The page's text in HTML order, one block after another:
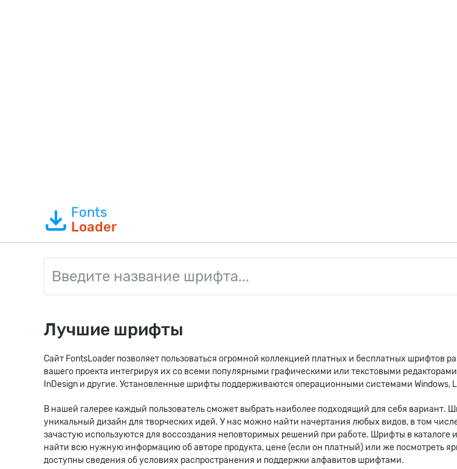
Fonts
Loader
Лучшие шрифты
Сайт FontsLoader позволяет пользоваться огромной коллекцией платных и бесплатных шрифтов
вашего проекта интегрируя их со всеми популярными графическими или текстовыми
InDesign и другие. Установленные шрифты поддерживаются операционными системами Windows,
В нашей галерее каждый пользователь сможет выбрать наиболее подходящий для себя вариант.
уникальный дизайн для творческих идей. У нас можно найти начертания любых видов, в том
зачастую используются для воссоздания неповторимых решений при работе. Шрифты в
найти всю нужную информацию об авторе продукта, цене (если он платный) или же посмотреть
доступны сведения об условиях распространения и поддержки алфавитов шрифтами.